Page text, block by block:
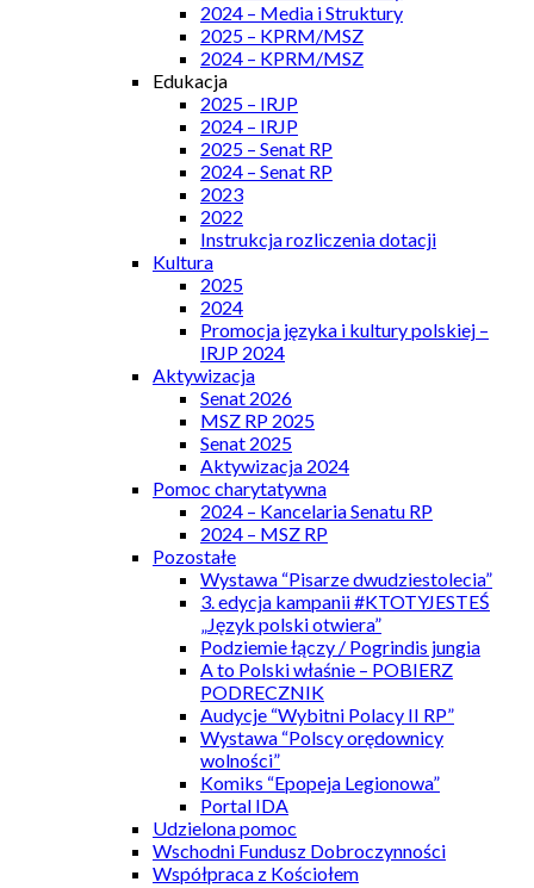
2024 – Media i Struktury
2025 – KPRM/MSZ
2024 – KPRM/MSZ
Edukacja
2025 – IRJP
2024 – IRJP
2025 – Senat RP
2024 – Senat RP
2023
2022
Instrukcja rozliczenia dotacji
Kultura
2025
2024
Promocja języka i kultury polskiej –
IRJP 2024
Aktywizacja
Senat 2026
MSZ RP 2025
Senat 2025
Aktywizacja 2024
Pomoc charytatywna
2024 – Kancelaria Senatu RP
2024 – MSZ RP
Pozostałe
Wystawa “Pisarze dwudziestolecia”
3. edycja kampanii #KTOTYJESTEŚ
„Język polski otwiera”
Podziemie łączy / Pogrindis jungia
A to Polski właśnie – POBIERZ
PODRECZNIK
Audycje “Wybitni Polacy II RP”
Wystawa “Polscy orędownicy
wolności”
Komiks “Epopeja Legionowa”
Portal IDA
Udzielona pomoc
Wschodni Fundusz Dobroczynności
Współpraca z Kościołem